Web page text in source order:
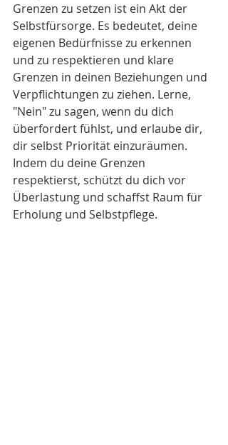
Grenzen zu setzen ist ein Akt der
Selbstfürsorge. Es bedeutet, deine
eigenen Bedürfnisse zu erkennen
und zu respektieren und klare
Grenzen in deinen Beziehungen und
Verpflichtungen zu ziehen. Lerne,
"Nein" zu sagen, wenn du dich
überfordert fühlst, und erlaube dir,
dir selbst Priorität einzuräumen.
Indem du deine Grenzen
respektierst, schützt du dich vor
Überlastung und schaffst Raum für
Erholung und Selbstpflege.